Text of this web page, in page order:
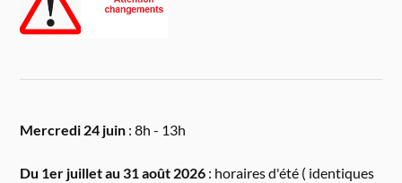
Mercredi 24 juin : 8h - 13h
Du 1er juillet au 31 août 2026 : horaires d'été ( identiques